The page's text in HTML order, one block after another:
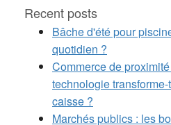
Recent posts
Bâche d'été pour
quotidien ?
Commerce de
technologie
caisse ?
Marchés publics : les